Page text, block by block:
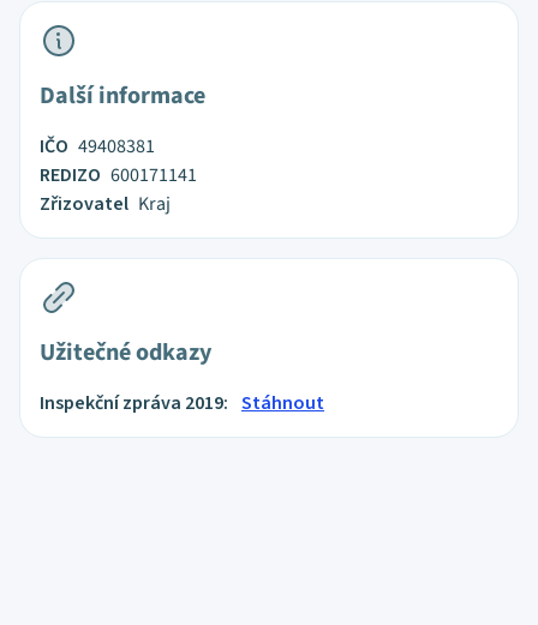
Další informace
IČO 49408381
REDIZO 600171141
Zřizovatel Kraj
Užitečné odkazy
Inspekční zpráva 2019: Stáhnout